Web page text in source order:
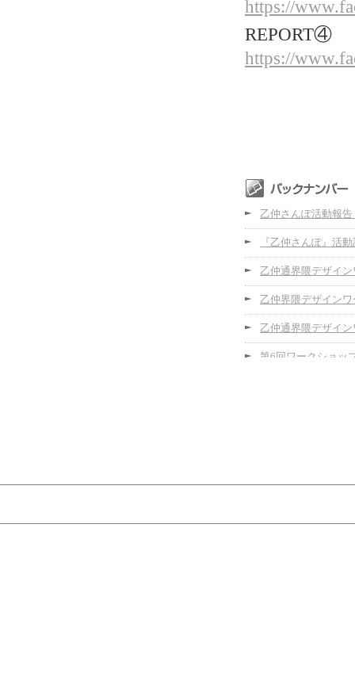
https://
REPORT④
https://
乙仲さんぽ活動報
『乙仲さんぽ』活
乙仲通界隈デザイ
乙仲界隈デザイン
乙仲通界隈デザイ
第6回ワークショッ